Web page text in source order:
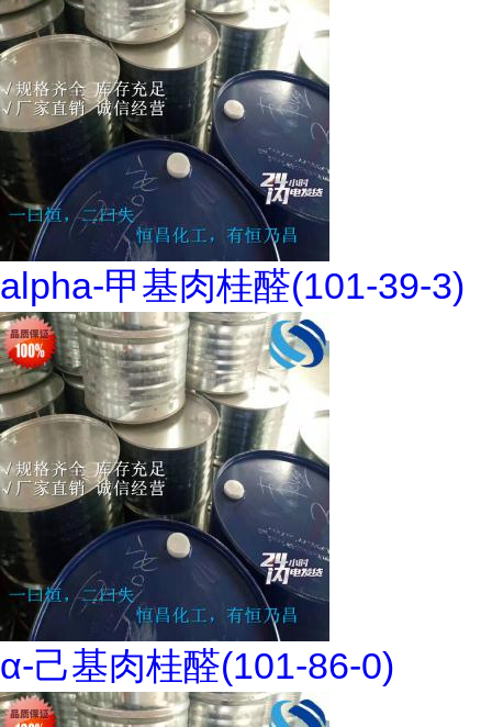
alpha-甲基肉桂醛(101-39-3)
α-己基肉桂醛(101-86-0)